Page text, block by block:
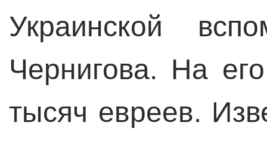
Украинской
Чернигова. На
тысяч евреев.